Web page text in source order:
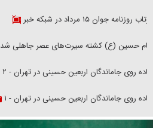
بازتاب روزنامه جوان ۱۵ مرداد در شبکه خبر
امام حسین (ع) کشته سیرت‌های عصر جاهلی شد
پیاده روی جاماندگان اربعین حسینی در تهران - ۲
پیاده روی جاماندگان اربعین حسینی در تهران - ۱
فریاد‌ها و ناله‌های دوستان مبارزدلم را آتش می‌زد